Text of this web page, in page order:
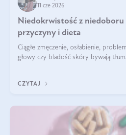
11 cze 2026
Niedokrwistość z niedoboru
przyczyny i dieta
Ciągłe zmęczenie, osłabienie,
głowy czy bladość skóry bywają
CZYTAJ